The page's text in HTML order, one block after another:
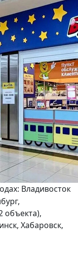
Владивосток
объекта),
Хабаровск,